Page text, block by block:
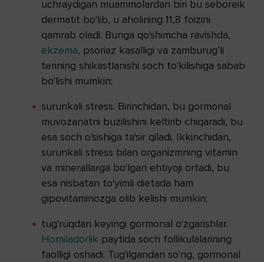
uchraydigan muammolardan biri bu seboreik
dermatit bo'lib, u aholining 11,8 foizini
qamrab oladi. Bunga qo'shimcha ravishda,
ekzema, psoriaz kasalligi va zamburug’li
terining shikastlanishi soch to'kilishiga sabab
bo'lishi mumkin;
surunkali stress. Birinchidan, bu gormonal
muvozanatni buzilishini keltirib chiqaradi, bu
esa soch o'sishiga ta'sir qiladi. Ikkinchidan,
surunkali stress bilan organizmning vitamin
va minerallarga bo'lgan ehtiyoji ortadi, bu
esa nisbatan to'yimli dietada ham
gipovitaminozga olib kelishi mumkin;
tug'ruqdan keyingi gormonal o'zgarishlar.
Homiladorlik paytida soch follikulalarining
faolligi oshadi. Tug'ilgandan so'ng, gormonal